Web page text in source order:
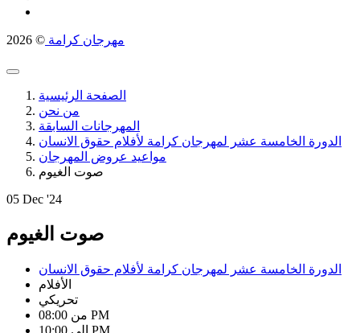
مهرجان كرامة © 2026
الصفحة الرئيسية
من نحن
المهرجانات السابقة
الدورة الخامسة عشر لمهرجان كرامة لأفلام حقوق الانسان
مواعيد عروض المهرجان
صوت الغيوم
05 Dec '24
صوت الغيوم
الدورة الخامسة عشر لمهرجان كرامة لأفلام حقوق الانسان
الأفلام
تحريكي
من 08:00 PM
إلى 10:00 PM